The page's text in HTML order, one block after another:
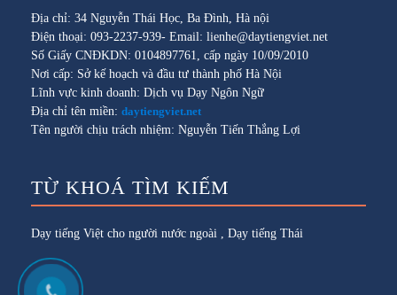
Địa chỉ: 34 Nguyễn Thái Học, Ba Đình, Hà nội
Điện thoại: 093-2237-939- Email: lienhe@daytiengviet.net
Số Giấy CNĐKDN: 0104897761, cấp ngày 10/09/2010
Nơi cấp: Sở kế hoạch và đầu tư thành phố Hà Nội
Lĩnh vực kinh doanh: Dịch vụ Dạy Ngôn Ngữ
Địa chỉ tên miền: daytiengviet.net
Tên người chịu trách nhiệm: Nguyễn Tiến Thắng Lợi
TỪ KHOÁ TÌM KIẾM
Dạy tiếng Việt cho người nước ngoài , Dạy tiếng Thái